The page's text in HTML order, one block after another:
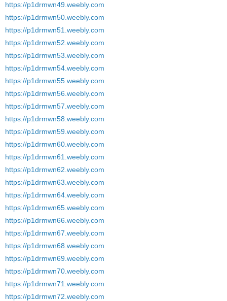
https://p1drmwn49.weebly.com
https://p1drmwn50.weebly.com
https://p1drmwn51.weebly.com
https://p1drmwn52.weebly.com
https://p1drmwn53.weebly.com
https://p1drmwn54.weebly.com
https://p1drmwn55.weebly.com
https://p1drmwn56.weebly.com
https://p1drmwn57.weebly.com
https://p1drmwn58.weebly.com
https://p1drmwn59.weebly.com
https://p1drmwn60.weebly.com
https://p1drmwn61.weebly.com
https://p1drmwn62.weebly.com
https://p1drmwn63.weebly.com
https://p1drmwn64.weebly.com
https://p1drmwn65.weebly.com
https://p1drmwn66.weebly.com
https://p1drmwn67.weebly.com
https://p1drmwn68.weebly.com
https://p1drmwn69.weebly.com
https://p1drmwn70.weebly.com
https://p1drmwn71.weebly.com
https://p1drmwn72.weebly.com